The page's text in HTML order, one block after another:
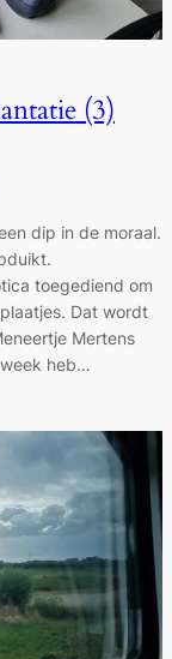
(3)
dip in de moraal.
toegediend om
Dat wordt
Mertens
heb…